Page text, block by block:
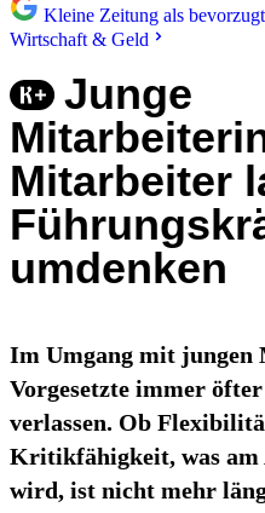
Kleine Zeitung als
Wirtschaft & Geld
Junge
Mitarbeiter
umdenken
Im Umgang mit jungen
Vorgesetzte immer
verlassen. Ob
Kritikfähigkeit, was am
wird, ist nicht mehr